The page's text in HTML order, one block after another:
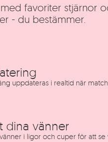
favoriter stjärnor
- du bestämmer.
uppdateras i realtid när
dina vänner
i ligor och cuper för att